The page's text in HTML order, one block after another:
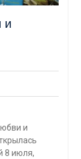
и
и
8 июля,